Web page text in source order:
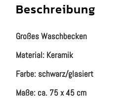
Beschreibung
Großes Waschbecken
Material: Keramik
Farbe: schwarz/glasiert
Maße: ca. 75 x 45 cm